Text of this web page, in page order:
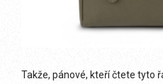
Takže, pánové, kteří čtete tyto